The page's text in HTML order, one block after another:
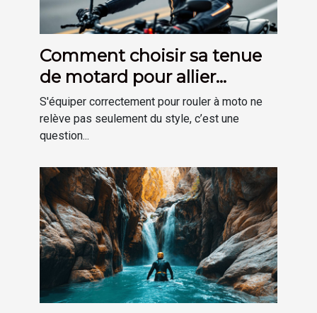
Comment choisir sa tenue
de motard pour allier
sécurité et confort ?
S'équiper correctement pour rouler à moto ne
relève pas seulement du style, c’est une
question...